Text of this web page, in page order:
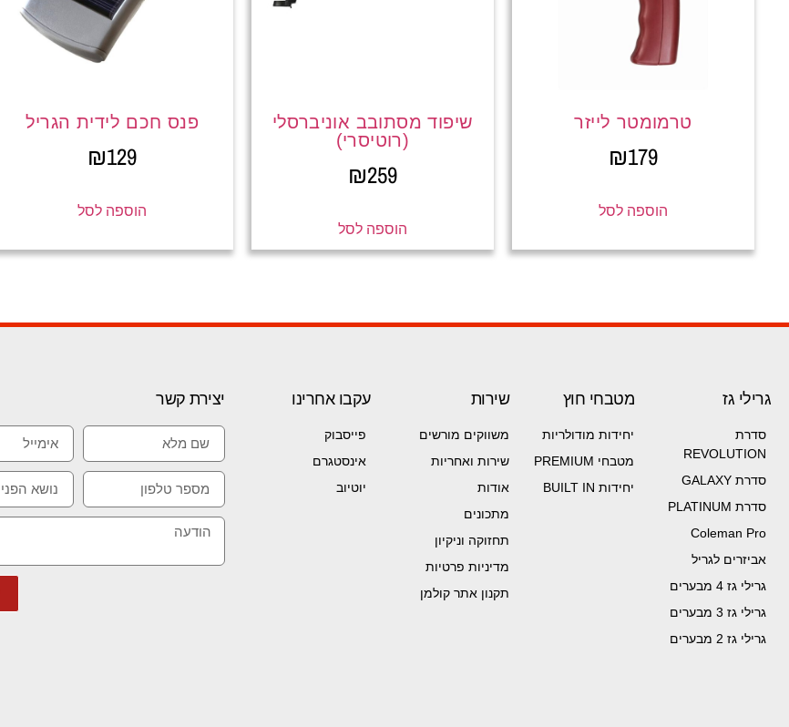
טרמומטר לייזר
₪179
הוספה לסל
שיפוד מסתובב אוניברסלי
(רוטיסרי)
₪259
הוספה לסל
פנס חכם לידית הגריל
₪129
הוספה לסל
גרילי גז
סדרת
REVOLUTION
סדרת GALAXY
סדרת PLATINUM
Coleman Pro
אביזרים לגריל
גרילי גז 4 מבערים
גרילי גז 3 מבערים
גרילי גז 2 מבערים
מטבחי חוץ
יחידות מודולריות
מטבחי PREMIUM
יחידות BUILT IN
שירות
משווקים מורשים
שירות ואחריות
אודות
מתכונים
תחזוקה וניקיון
מדיניות פרטיות
תקנון אתר קולמן
עקבו אחרינו
פייסבוק
אינסטגרם
יוטיוב
יצירת קשר